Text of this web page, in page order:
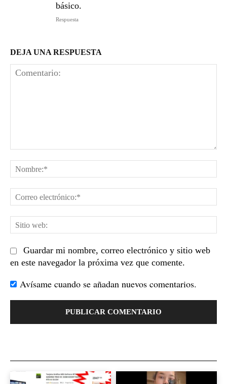
básico.
Respuesta
DEJA UNA RESPUESTA
Guardar mi nombre, correo electrónico y sitio web
en este navegador la próxima vez que comente.
Avísame cuando se añadan nuevos comentarios.